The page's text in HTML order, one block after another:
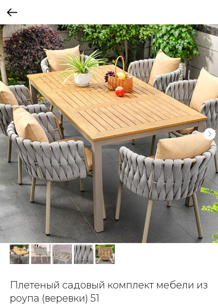
Плетеный садовый комплект мебели из
роупа (веревки) 51